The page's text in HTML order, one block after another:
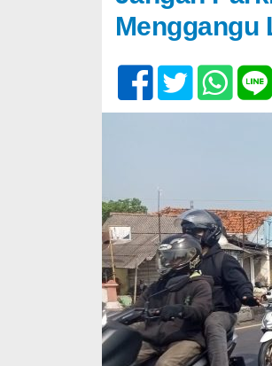
Menggangu